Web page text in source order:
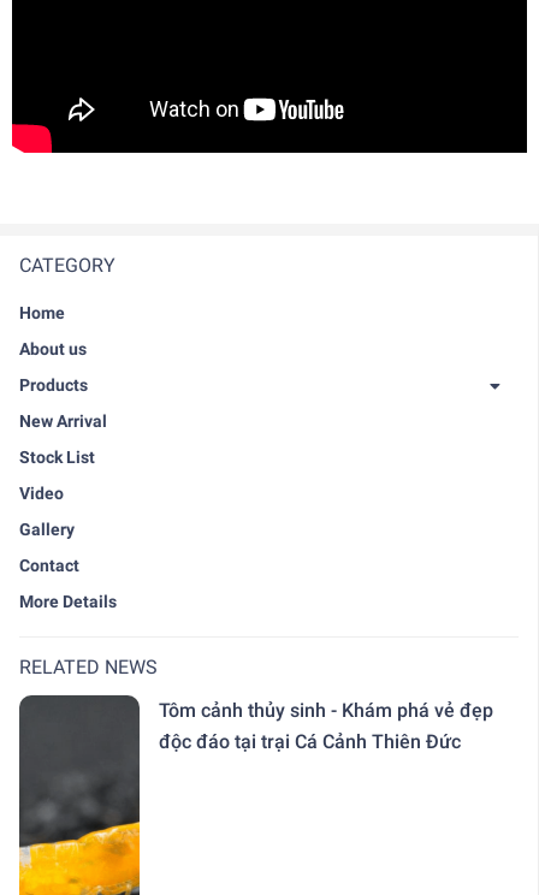
CATEGORY
Home
About us
Products
New Arrival
Stock List
Video
Gallery
Contact
More Details
RELATED NEWS
Tôm cảnh thủy sinh - Khám phá vẻ đẹp
độc đáo tại trại Cá Cảnh Thiên Đức